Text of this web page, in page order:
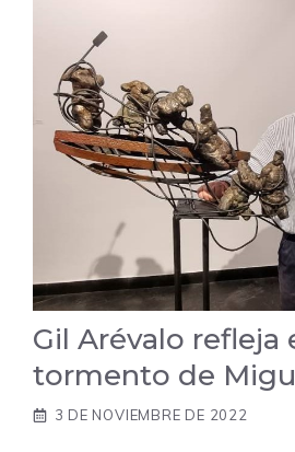
Gil Arévalo refleja
tormento de
3 DE NOVIEMBRE DE 2022